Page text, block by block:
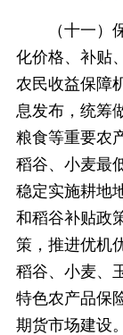
（十一）保
化价格、补贴
农民收益保障
息发布，统筹
粮食等重要农
稻谷、小麦最
稳定实施耕地
和稻谷补贴政
策，推进优机
稻谷、小麦、
特色农产品保
期货市场建设